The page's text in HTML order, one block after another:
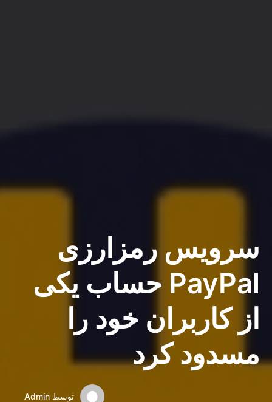
سرویس رمزارزی
PayPal حساب یکی
از کاربران خود را
مسدود کرد
توسط Admin